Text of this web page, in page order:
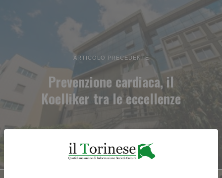
ARTICOLO PRECEDENTE
Prevenzione cardiaca, il
Koelliker tra le eccellenze